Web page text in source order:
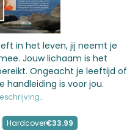
in het leven, jij neemt je
Jouw lichaam is het
Ongeacht je leeftijd of
handleiding is voor jou.
Hardcover€33.99